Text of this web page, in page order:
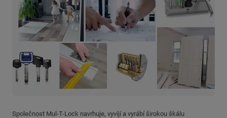
Společnost Mul-T-Lock navrhuje, vyvíjí a vyrábí širokou škálu